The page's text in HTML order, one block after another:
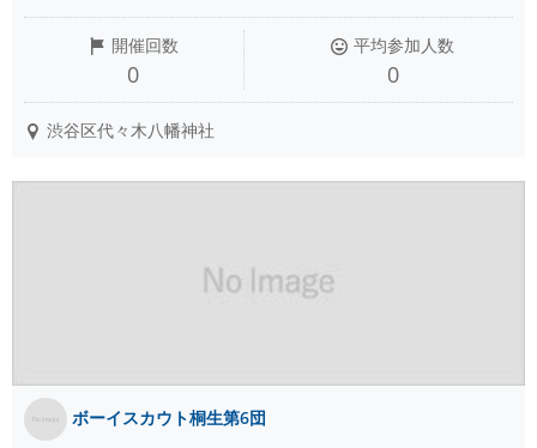
開催回数
0
平均参加人数
0
渋谷区代々木八幡神社
ボーイスカウト桐生第6団